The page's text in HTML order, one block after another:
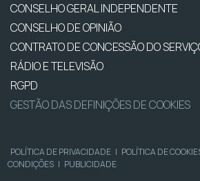
CONSELHO GERAL INDEPENDENTE
CONSELHO DE OPINIÃO
CONTRATO DE CONCESSÃO DO
RÁDIO E TELEVISÃO
RGPD
GESTÃO DAS DEFINIÇÕES DE COOKIES
POLÍTICA DE PRIVACIDADE | POLÍTICA DE
CONDIÇÕES | PUBLICIDADE